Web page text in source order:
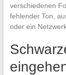
verschiedenen
fehlender Ton,
oder ein